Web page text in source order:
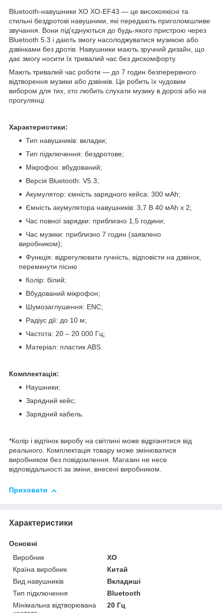
Bluetooth-навушники XO XO-EF43 — це високоякісні та
стильні бездротові навушники, які передають приголомшливе
звучання. Вони під'єднуються до будь-якого пристрою через
Bluetooth 5.3 і дають змогу насолоджуватися музикою або
дзвінками без дротів. Навушники мають зручний дизайн, що
дає змогу носити їх тривалий час без дискомфорту.
Мають тривалий час роботи — до 7 годин безперервного
відтворення музики або дзвінків. Це робить їх чудовим
вибором для тих, хто любить слухати музику в дорозі або на
прогулянці.
Характеристики:
Тип навушників: вкладки;
Тип підключення: бездротове;
Мікрофон: вбудований;
Версія Bluetooth: V5.3;
Акумулятор: ємність зарядного кейса: 300 мАh;
Ємність акумулятора навушників: 3,7 В 40 мАh х 2;
Час повної зарядки: приблизно 1,5 години;
Час музики: приблизно 7 годин (заявлено
виробником);
Функція: відрегулювати гучність, відповісти на дзвінок,
перемкнути пісню
Колір: білий;
Вбудований мікрофон;
Шумозаглушення: ENC;
Радіус дії: до 10 м;
Частота: 20 – 20 000 Гц;
Матеріал: пластик ABS.
Комплектація:
Наушники;
Зарядний кейс;
Зарядний кабель.
*Колір і відтінок виробу на світлині може відрізнятися від
реального. Комплектація товару може змінюватися
виробником без повідомлення. Магазин не несе
відповідальності за зміни, внесені виробником.
Приховати
Характеристики
Основні
Виробник
XO
Країна виробник
Китай
Вид навушників
Вкладиші
Тип підключення
Bluetooth
Мінімальна відтворювана
20 Гц